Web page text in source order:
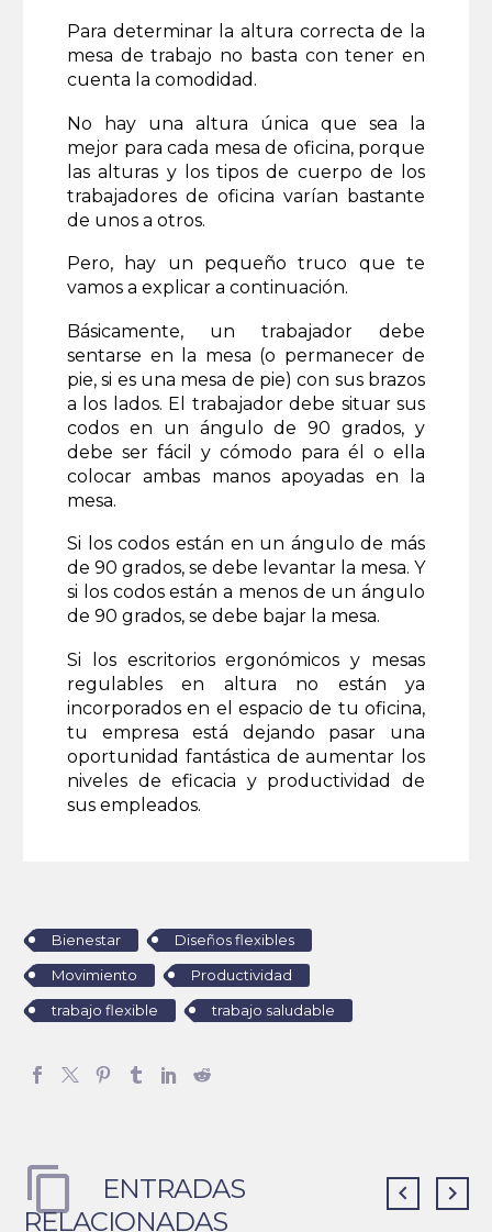
Para determinar la altura correcta de la
mesa de trabajo no basta con tener en
cuenta la comodidad.
No hay una altura única que sea la
mejor para cada mesa de oficina, porque
las alturas y los tipos de cuerpo de los
trabajadores de oficina varían bastante
de unos a otros.
Pero, hay un pequeño truco que te
vamos a explicar a continuación.
Básicamente, un trabajador debe
sentarse en la mesa (o permanecer de
pie, si es una mesa de pie) con sus brazos
a los lados. El trabajador debe situar sus
codos en un ángulo de 90 grados, y
debe ser fácil y cómodo para él o ella
colocar ambas manos apoyadas en la
mesa.
Si los codos están en un ángulo de más
de 90 grados, se debe levantar la mesa. Y
si los codos están a menos de un ángulo
de 90 grados, se debe bajar la mesa.
Si los escritorios ergonómicos y mesas
regulables en altura no están ya
incorporados en el espacio de tu oficina,
tu empresa está dejando pasar una
oportunidad fantástica de aumentar los
niveles de eficacia y productividad de
sus empleados.
Bienestar
Diseños flexibles
Movimiento
Productividad
trabajo flexible
trabajo saludable
ENTRADAS
RELACIONADAS